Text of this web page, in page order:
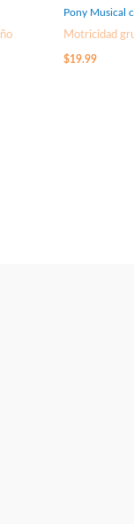
Pony Musical
Motricidad
$19.99